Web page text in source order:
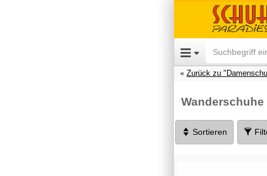
Zurück zu
Wanderschuhe
Sortieren